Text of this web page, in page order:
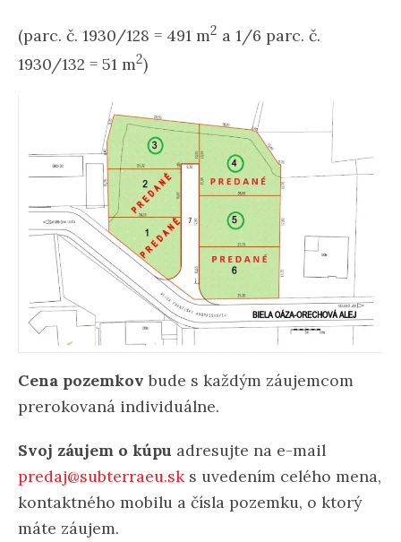
(parc. č. 1930/128 = 491 m2 a 1/6 parc. č.
1930/132 = 51 m2)
Cena pozemkov bude s každým záujemcom
prerokovaná individuálne.
Svoj záujem o kúpu adresujte na e-mail
predaj@subterraeu.sk s uvedením celého mena,
kontaktného mobilu a čísla pozemku, o ktorý
máte záujem.